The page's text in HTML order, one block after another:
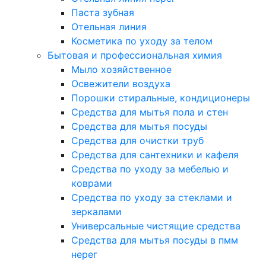
Паста зубная
Отельная линия
Косметика по уходу за телом
Бытовая и профессиональная химия
Мыло хозяйственное
Освежители воздуха
Порошки стиральные, кондиционеры
Средства для мытья пола и стен
Средства для мытья посуды
Средства для очистки труб
Средства для сантехники и кафеля
Средства по уходу за мебелью и
коврами
Средства по уходу за стеклами и
зеркалами
Универсальные чистящие средства
Средства для мытья посуды в пмм
нерег